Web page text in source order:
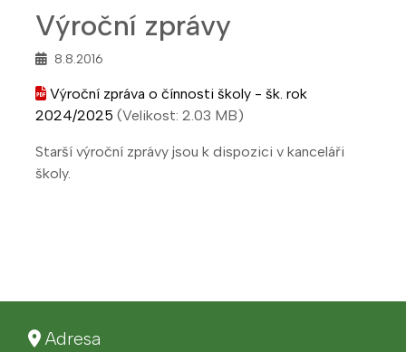
Výroční zprávy
8.8.2016
Výroční zpráva o čínnosti školy - šk. rok
2024/2025 (Velikost: 2.03 MB)
Starší výroční zprávy jsou k dispozici v kanceláři
školy.
Adresa